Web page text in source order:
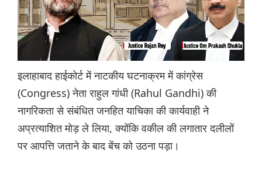
इलाहाबाद हाईकोर्ट में नाटकीय घटनाक्रम में कांग्रेस
(Congress) नेता राहुल गांधी (Rahul Gandhi) की
नागरिकता से संबंधित जनहित याचिका की कार्यवाही ने
अप्रत्याशित मोड़ ले लिया, क्योंकि वकील की लगातार दलीलों
पर आपत्ति जताने के बाद बेंच को उठना पड़ा।